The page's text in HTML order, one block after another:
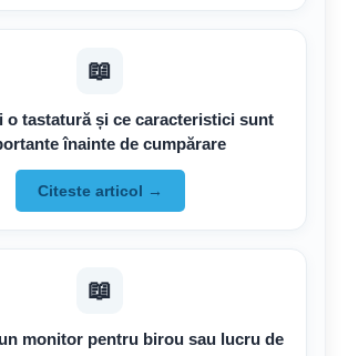
📖
o tastatură și ce caracteristici sunt
înainte de cumpărare
Citeste articol →
📖
monitor pentru birou sau lucru de